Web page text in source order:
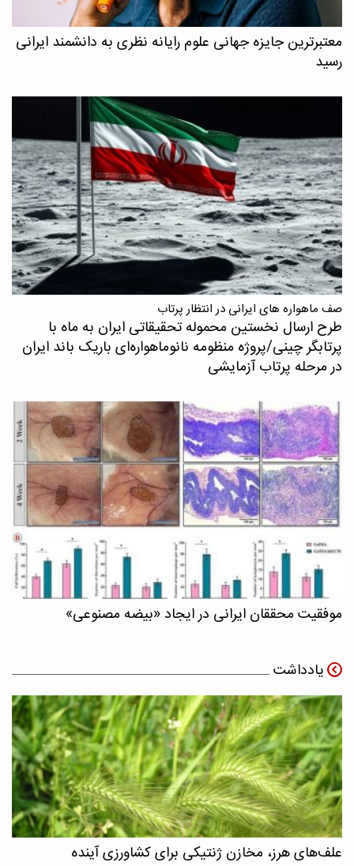
معتبرترین جایزه جهانی علوم رایانه نظری به دانشمند ایرانی
رسید
صف ماهواره های ایرانی در انتظار پرتاب
طرح ارسال نخستین محموله تحقیقاتی ایران به ماه با
پرتابگر چینی/پروژه منظومه نانوماهواره‌ای باریک باند ایران
در مرحله پرتاب آزمایشی
موفقیت محققان ایرانی در ایجاد «بیضه مصنوعی»
یادداشت
علف‌های هرز، مخازن ژنتیکی برای کشاورزی آینده